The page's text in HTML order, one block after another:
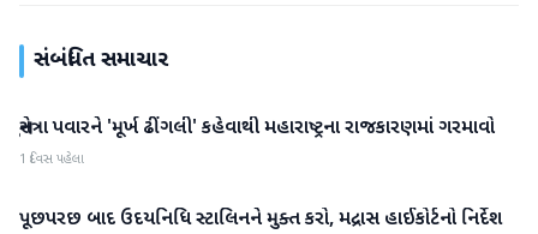
સંબંધિત સમાચાર
રાષ્ટ્રીય
સુનેત્રા પવારને 'મૂર્ખ ઢીંગલી' કહેવાથી મહારાષ્ટ્રના રાજકારણમાં ગરમાવો
1 દિવસ પહેલા
રાષ્ટ્રીય
પૂછપરછ બાદ ઉદયનિધિ સ્ટાલિનને મુક્ત કરો, મદ્રાસ હાઈકોર્ટનો નિર્દેશ